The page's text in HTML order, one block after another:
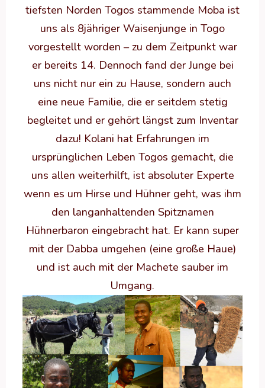
tiefsten Norden Togos stammende Moba ist
uns als 8jähriger Waisenjunge in Togo
vorgestellt worden – zu dem Zeitpunkt war
er bereits 14. Dennoch fand der Junge bei
uns nicht nur ein zu Hause, sondern auch
eine neue Familie, die er seitdem stetig
begleitet und er gehört längst zum Inventar
dazu! Kolani hat Erfahrungen im
ursprünglichen Leben Togos gemacht, die
uns allen weiterhilft, ist absoluter Experte
wenn es um Hirse und Hühner geht, was ihm
den langanhaltenden Spitznamen
Hühnerbaron eingebracht hat. Er kann super
mit der Dabba umgehen (eine große Haue)
und ist auch mit der Machete sauber im
Umgang.